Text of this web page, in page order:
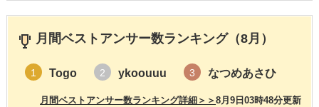
月間ベストアンサー数ランキング（8月）
1 Togo 2 ykoouuu 3 なつめあさひ
8月9日03時48分更新
月間ベストアンサー数ランキング詳細＞＞